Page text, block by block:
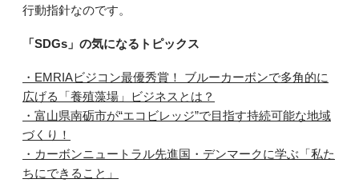
行動指針なのです。
「SDGs」の気になるトピックス
・EMRIAビジコン最優秀賞！ ブルーカーボンで多角的に
広げる「養殖藻場」ビジネスとは？
・富山県南砺市が“エコビレッジ”で目指す持続可能な地域
づくり！
・カーボンニュートラル先進国・デンマークに学ぶ「私た
ちにできること」